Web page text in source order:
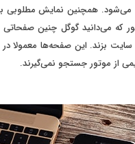
می‌شود. همچنین نمایش مطلوبی
که می‌دانید گوگل چنین
بزند. این صفحه‌ها معمولا
از موتور جستجو نمی‌گیرند.